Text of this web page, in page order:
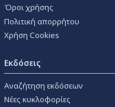
Όροι χρήσης
Πολιτική απορρήτου
Χρήση Cookies
Εκδόσεις
Αναζήτηση εκδόσεων
Νέες κυκλοφορίες